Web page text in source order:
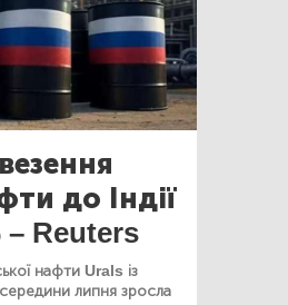
до Індії
– Reuters
нафти Urals із
середини липня зросла